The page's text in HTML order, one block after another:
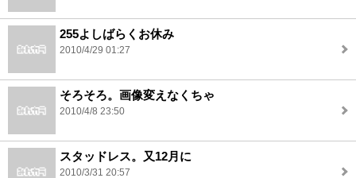
255よしばらくお休み
2010/4/29 01:27
そろそろ。画像変えなくちゃ
2010/4/8 23:50
スタッドレス。又12月に
2010/3/31 20:57